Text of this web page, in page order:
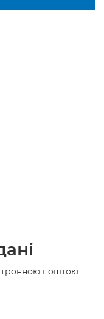
поштою